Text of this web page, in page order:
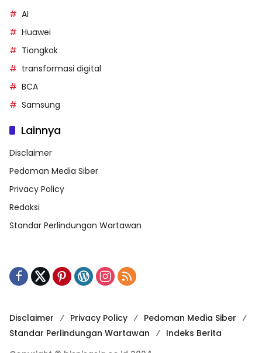
AI
Huawei
Tiongkok
transformasi digital
BCA
Samsung
Lainnya
Disclaimer
Pedoman Media Siber
Privacy Policy
Redaksi
Standar Perlindungan Wartawan
Disclaimer Privacy Policy
Pedoman Media Siber
Standar Perlindungan Wartawan
Indeks Berita